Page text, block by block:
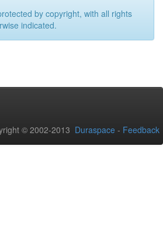
by copyright, with all rights
indicated.
© 2002-2013 Duraspace - Feedback